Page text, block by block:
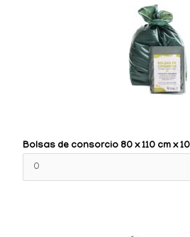
Bolsas de consorcio 80 x 110 cm x